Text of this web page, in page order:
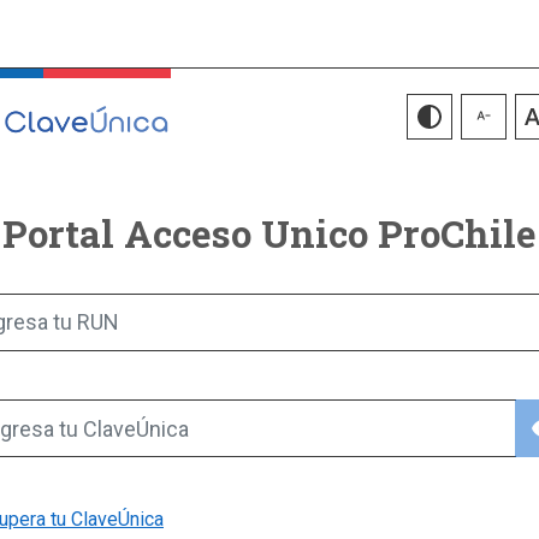
Portal Acceso Unico ProChile
tu RUN
tu ClaveÚnica
tu ClaveÚnica